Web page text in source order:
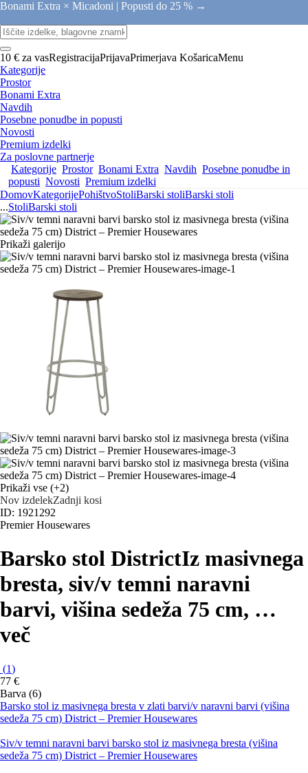
Bonami Extra × Micadoni | Popusti do 25 % →
10 € za vasRegistracijaPrijavaPrimerjava KošaricaMenu
Kategorije
Prostor
Bonami Extra
Navdih
Posebne ponudbe in popusti
Novosti
Premium izdelki
Za poslovne partnerje
Kategorije Prostor Bonami Extra Navdih Posebne ponudbe in
popusti Novosti Premium izdelki
DomovKategorijePohištvoStoliBarski stoliBarski stoli
...StoliBarski stoli
Prikaži galerijo
Prikaži vse (+2)
Nov izdelekZadnji kosi
ID: 1921292
Premier Housewares
Barsko stol DistrictIz masivnega
bresta, siv/v temni naravni
barvi, višina sedeža 75 cm, …
več
(1)
77 €
Barva (6)
Barsko stol iz masivnega bresta v zlati barvi/v naravni barvi (višina
sedeža 75 cm) District – Premier Housewares
Siv/v temni naravni barvi barsko stol iz masivnega bresta (višina
sedeža 75 cm) District – Premier Housewares